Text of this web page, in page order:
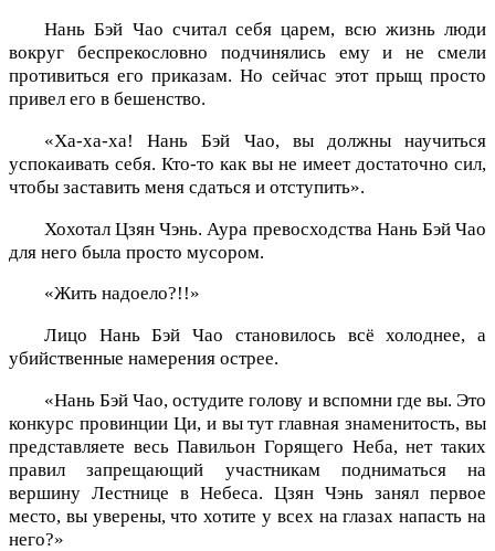
Нань Бэй Чао считал себя царем, всю жизнь люди
вокруг беспрекословно подчинялись ему и не смели
противиться его приказам. Но сейчас этот прыщ просто
привел его в бешенство.
«Ха-ха-ха! Нань Бэй Чао, вы должны научиться
успокаивать себя. Кто-то как вы не имеет достаточно сил,
чтобы заставить меня сдаться и отступить».
Хохотал Цзян Чэнь. Аура превосходства Нань Бэй Чао
для него была просто мусором.
«Жить надоело?!!»
Лицо Нань Бэй Чао становилось всё холоднее, а
убийственные намерения острее.
«Нань Бэй Чао, остудите голову и вспомни где вы. Это
конкурс провинции Ци, и вы тут главная знаменитость, вы
представляете весь Павильон Горящего Неба, нет таких
правил запрещающий участникам подниматься на
вершину Лестнице в Небеса. Цзян Чэнь занял первое
место, вы уверены, что хотите у всех на глазах напасть на
него?»